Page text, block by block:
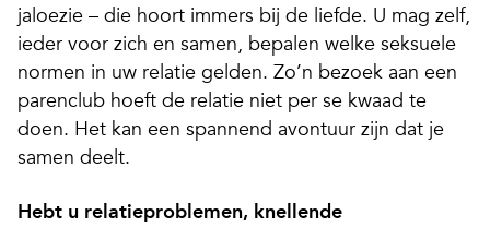
jaloezie – die hoort immers bij de liefde. U mag zelf,
ieder voor zich en samen, bepalen welke seksuele
normen in uw relatie gelden. Zo’n bezoek aan een
parenclub hoeft de relatie niet per se kwaad te
doen. Het kan een spannend avontuur zijn dat je
samen deelt.
Hebt u relatieproblemen, knellende